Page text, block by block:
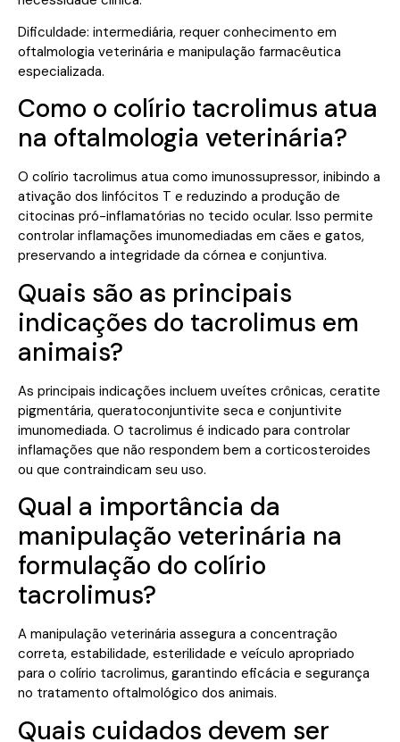
Dificuldade: intermediária, requer conhecimento em
oftalmologia veterinária e manipulação farmacêutica
especializada.
Como o colírio tacrolimus atua
na oftalmologia veterinária?
O colírio tacrolimus atua como imunossupressor, inibindo a
ativação dos linfócitos T e reduzindo a produção de
citocinas pró-inflamatórias no tecido ocular. Isso permite
controlar inflamações imunomediadas em cães e gatos,
preservando a integridade da córnea e conjuntiva.
Quais são as principais
indicações do tacrolimus em
animais?
As principais indicações incluem uveítes crônicas, ceratite
pigmentária, queratoconjuntivite seca e conjuntivite
imunomediada. O tacrolimus é indicado para controlar
inflamações que não respondem bem a corticosteroides
ou que contraindicam seu uso.
Qual a importância da
manipulação veterinária na
formulação do colírio
tacrolimus?
A manipulação veterinária assegura a concentração
correta, estabilidade, esterilidade e veículo apropriado
para o colírio tacrolimus, garantindo eficácia e segurança
no tratamento oftalmológico dos animais.
Quais cuidados devem ser